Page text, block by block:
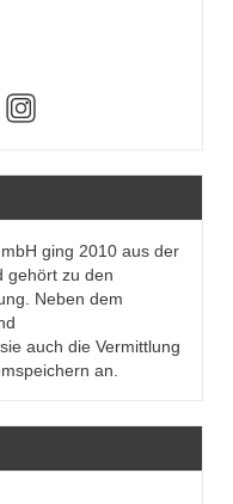
ging 2010 aus der
gehört zu den
Neben dem
auch die Vermittlung
an.